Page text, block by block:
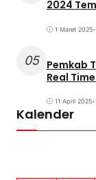
2024
1 Maret 2025•
05 Pemkab
Real
11 April 2025•
Kalender